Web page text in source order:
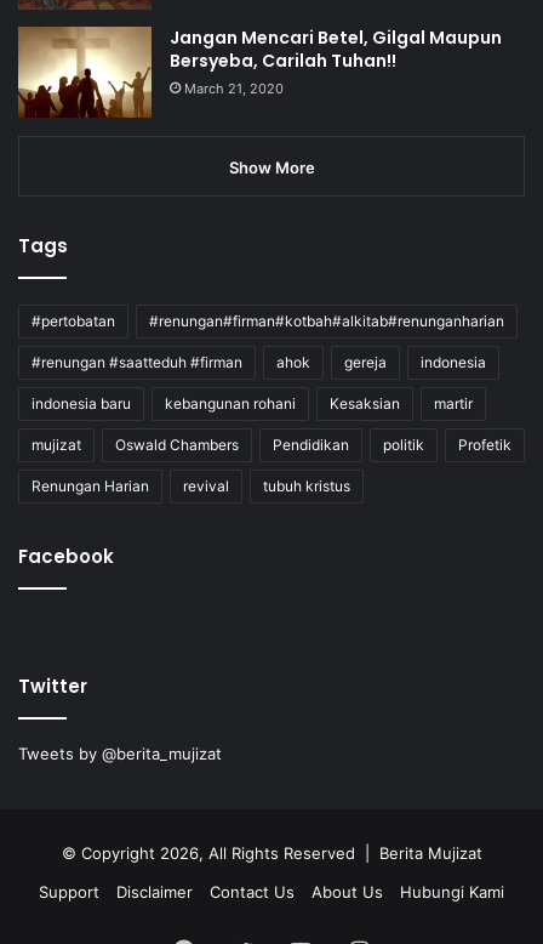
Jangan Mencari Betel, Gilgal Maupun
Bersyeba, Carilah Tuhan!!
March 21, 2020
Show More
Tags
#pertobatan #renungan#firman#kotbah#alkitab#renunganharian
#renungan #saatteduh #firman ahok gereja indonesia
indonesia baru kebangunan rohani Kesaksian martir
mujizat Oswald Chambers Pendidikan politik Profetik
Renungan Harian revival tubuh kristus
Facebook
Twitter
Tweets by @berita_mujizat
© Copyright 2026, All Rights Reserved | Berita Mujizat
Support
Disclaimer Contact Us About Us Hubungi Kami